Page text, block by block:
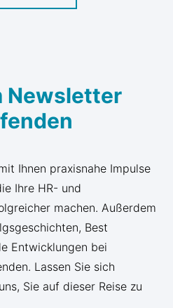
Newsletter
Ihnen praxisnahe Impulse
Ihre HR- und
machen. Außerdem
Best
Entwicklungen bei
Lassen Sie sich
Sie auf dieser Reise zu